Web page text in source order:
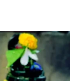
शनि
नवपंचम
योग,
इन